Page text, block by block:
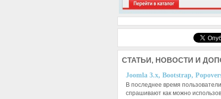
СТАТЬИ, НОВОСТИ И
Joomla 3.x, Bootstrap,
В последнее время
спрашивают как можно